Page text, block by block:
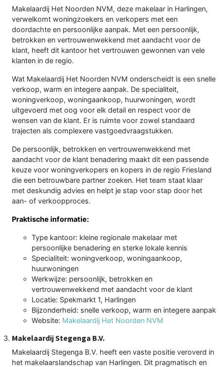
Makelaardij Het Noorden NVM, deze makelaar in Harlingen,
verwelkomt woningzoekers en verkopers met een
doordachte en persoonlijke aanpak. Met een persoonlijk,
betrokken en vertrouwenwekkend met aandacht voor de
klant, heeft dit kantoor het vertrouwen gewonnen van vele
klanten in de regio.
Wat Makelaardij Het Noorden NVM onderscheidt is een snelle
verkoop, warm en integere aanpak. De specialiteit,
woningverkoop, woningaankoop, huurwoningen, wordt
uitgevoerd met oog voor elk detail en respect voor de
wensen van de klant. Er is ruimte voor zowel standaard
trajecten als complexere vastgoedvraagstukken.
De persoonlijk, betrokken en vertrouwenwekkend met
aandacht voor de klant benadering maakt dit een passende
keuze voor woningverkopers en kopers in de regio Friesland
die een betrouwbare partner zoeken. Het team staat klaar
met deskundig advies en helpt je stap voor stap door het
aan- of verkoopproces.
Praktische informatie:
Type kantoor: kleine regionale makelaar met
persoonlijke benadering en sterke lokale kennis
Specialiteit: woningverkoop, woningaankoop,
huurwoningen
Werkwijze: persoonlijk, betrokken en
vertrouwenwekkend met aandacht voor de klant
Locatie: Spekmarkt 1, Harlingen
Bijzonderheid: snelle verkoop, warm en integere aanpak
Website: Makelaardij Het Noorden NVM
Makelaardij Stegenga B.V.
Makelaardij Stegenga B.V. heeft een vaste positie veroverd in
het makelaarslandschap van Harlingen. Dit pragmatisch en